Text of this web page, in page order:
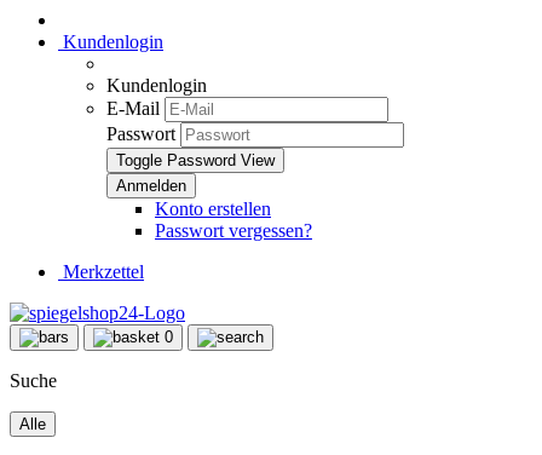
Kundenlogin
Kundenlogin
E-Mail
Passwort
Toggle Password View
Konto erstellen
Passwort vergessen?
Merkzettel
0
Suche
Alle